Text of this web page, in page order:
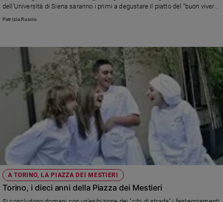
Aziende
settimana
Migranti
inclusione
Costume
dell’Università di Siena saranno i primi a degustare il piatto del “buon vivere
toscano”, creato appositamente per la tre giorni senese dedicata ai sapori
Patrizia Ruscio
A TORINO, LA PIAZZA DEI MESTIERI
Torino, i dieci anni della Piazza dei Mestieri